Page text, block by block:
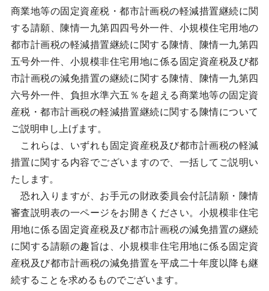
商業地等の固定資産税・都市計画税の軽減措置継続に関
する請願、陳情一九第四四号外一件、小規模住宅用地の
都市計画税の軽減措置継続に関する陳情、陳情一九第四
五号外一件、小規模非住宅用地に係る固定資産税及び都
市計画税の減免措置の継続に関する陳情、陳情一九第四
六号外一件、負担水準六五％を超える商業地等の固定資
産税・都市計画税の軽減措置継続に関する陳情について
ご説明申し上げます。
これらは、いずれも固定資産税及び都市計画税の軽減
措置に関する内容でございますので、一括してご説明い
たします。
恐れ入りますが、お手元の財政委員会付託請願・陳情
審査説明表の一ページをお開きください。小規模非住宅
用地に係る固定資産税及び都市計画税の減免措置の継続
に関する請願の趣旨は、小規模非住宅用地に係る固定資
産税及び都市計画税の減免措置を平成二十年度以降も継
続することを求めるものでございます。